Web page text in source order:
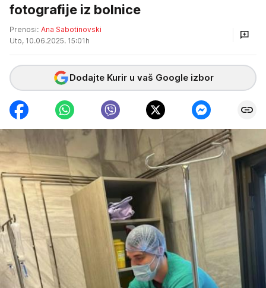
fotografije iz bolnice
Prenosi: Ana Sabotinovski
Uto, 10.06.2025. 15:01h
Dodajte Kurir u vaš Google izbor